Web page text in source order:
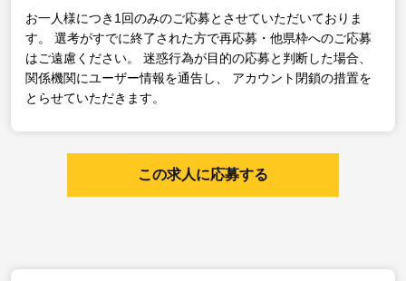
お一人様につき1回のみのご応募とさせていただいておりま
す。
選考がすでに終了された方で再応募・他県枠へのご応募
はご遠慮ください。
迷惑行為が目的の応募と判断した場合、
関係機関にユーザー情報を通告し、
アカウント閉鎖の措置を
とらせていただきます。
この求人に応募する